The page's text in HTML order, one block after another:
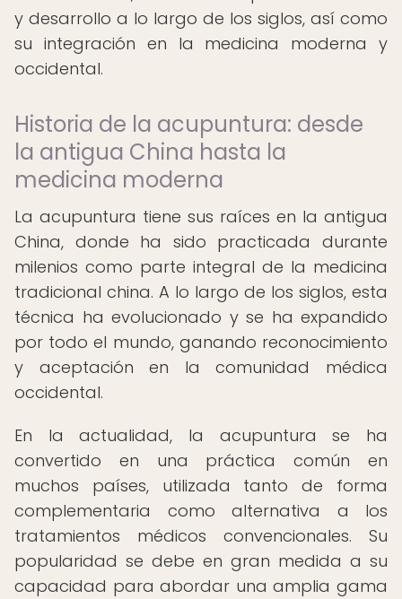
y desarrollo a lo largo de los siglos, así como
su integración en la medicina moderna y
occidental.
Historia de la acupuntura: desde
la antigua China hasta la
medicina moderna
La acupuntura tiene sus raíces en la antigua
China, donde ha sido practicada durante
milenios como parte integral de la medicina
tradicional china. A lo largo de los siglos, esta
técnica ha evolucionado y se ha expandido
por todo el mundo, ganando reconocimiento
y aceptación en la comunidad médica
occidental.
En la actualidad, la acupuntura se ha
convertido en una práctica común en
muchos países, utilizada tanto de forma
complementaria como alternativa a los
tratamientos médicos convencionales. Su
popularidad se debe en gran medida a su
capacidad para abordar una amplia gama